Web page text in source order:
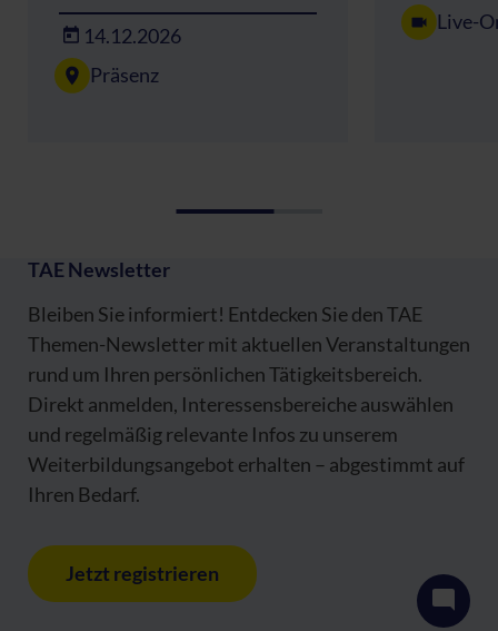
14.12.2026
Präsenz
Live-
TAE Newsletter
Bleiben Sie informiert! Entdecken Sie den TAE
Themen-Newsletter mit aktuellen Veranstaltungen
rund um Ihren persönlichen Tätigkeitsbereich.
Direkt anmelden, Interessensbereiche auswählen
und regelmäßig relevante Infos zu unserem
Weiterbildungsangebot erhalten – abgestimmt auf
Ihren Bedarf.
Jetzt registrieren